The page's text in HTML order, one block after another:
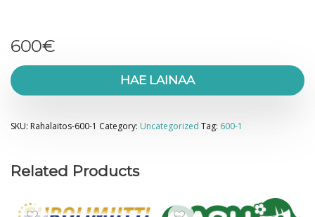
600€
HAE LAINAA
SKU: Rahalaitos-600-1 Category: Uncategorized Tag: 600-1
Related Products